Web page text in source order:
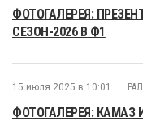
ФОТОГАЛЕРЕЯ:
СЕЗОН-2026 В Ф1
15 июля 2025 в 10:01
ФОТОГАЛЕРЕЯ: КАМАЗ